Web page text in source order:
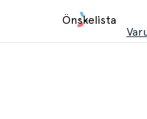
Önskelista